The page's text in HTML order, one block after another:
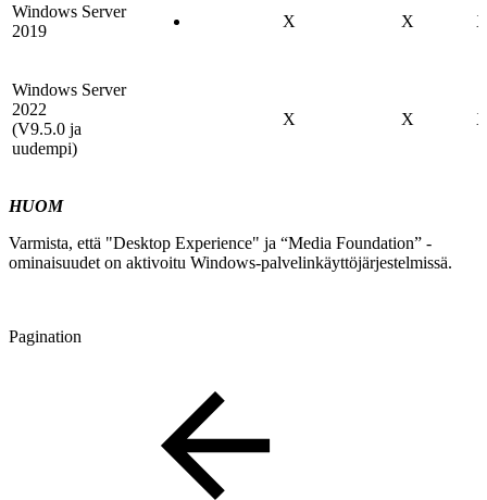
Windows Server
2019
X X
Windows Server
2022
(V9.5.0 ja
uudempi)
X X
HUOM
Varmista, että "Desktop Experience" ja “Media Foundation” -
ominaisuudet on aktivoitu Windows-palvelinkäyttöjärjestelmissä.
Pagination